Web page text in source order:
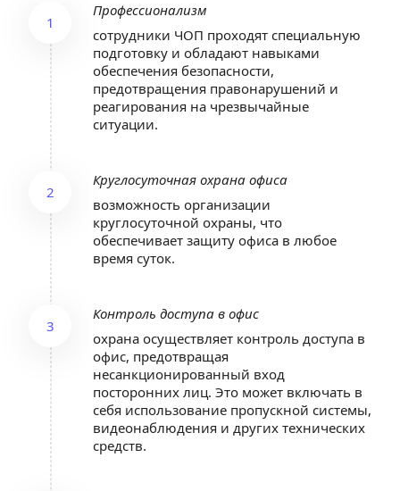
1
Профессионализм
сотрудники ЧОП проходят специальную
подготовку и обладают навыками
обеспечения безопасности,
предотвращения правонарушений и
реагирования на чрезвычайные
ситуации.
2
Круглосуточная охрана офиса
возможность организации
круглосуточной охраны, что
обеспечивает защиту офиса в любое
время суток.
3
Контроль доступа в офис
охрана осуществляет контроль доступа в
офис, предотвращая
несанкционированный вход
посторонних лиц. Это может включать в
себя использование пропускной системы,
видеонаблюдения и других технических
средств.